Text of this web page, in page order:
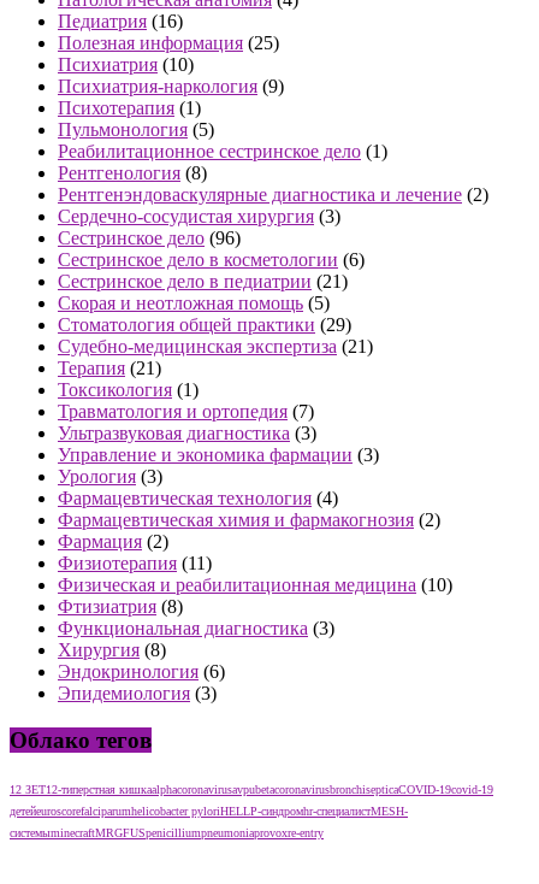
Педиатрия (16)
Полезная информация (25)
Психиатрия (10)
Психиатрия-наркология (9)
Психотерапия (1)
Пульмонология (5)
Реабилитационное сестринское дело (1)
Рентгенология (8)
Рентгенэндоваскулярные диагностика и лечение (2)
Сердечно-сосудистая хирургия (3)
Сестринское дело (96)
Сестринское дело в косметологии (6)
Сестринское дело в педиатрии (21)
Скорая и неотложная помощь (5)
Стоматология общей практики (29)
Судебно-медицинская экспертиза (21)
Терапия (21)
Токсикология (1)
Травматология и ортопедия (7)
Ультразвуковая диагностика (3)
Управление и экономика фармации (3)
Урология (3)
Фармацевтическая технология (4)
Фармацевтическая химия и фармакогнозия (2)
Фармация (2)
Физиотерапия (11)
Физическая и реабилитационная медицина (10)
Фтизиатрия (8)
Функциональная диагностика (3)
Хирургия (8)
Эндокринология (6)
Эпидемиология (3)
Облако тегов
12 ЗЕТ12-типерстная кишкаalphacoronavirusavpubetacoronavirusbronchisepticaCOVID-19covid-19
детейeuroscorefalciparumhelicobacter pyloriHELLP-синдромhr-специалистMESH-
системыminecraftMRGFUSpenicilliumpneumoniaprovoxre-entry